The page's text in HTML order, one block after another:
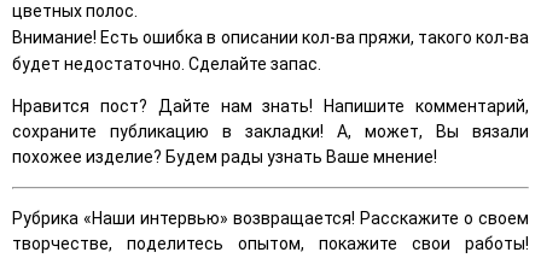
цветных полос.
Внимание! Есть ошибка в описании кол-ва пряжи, такого кол-ва
будет недостаточно. Сделайте запас.
Нравится пост? Дайте нам знать! Напишите комментарий,
сохраните публикацию в закладки! А, может, Вы вязали
похожее изделие? Будем рады узнать Ваше мнение!
Рубрика «Наши интервью» возвращается! Расскажите о своем
творчестве, поделитесь опытом, покажите свои работы!